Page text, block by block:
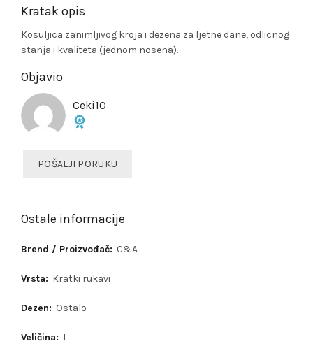
Kratak opis
Kosuljica zanimljivog kroja i dezena za ljetne dane, odlicnog
stanja i kvaliteta (jednom nosena).
Objavio
Ceki10
POŠALJI PORUKU
Ostale informacije
Brend / Proizvođač: C&A
Vrsta: Kratki rukavi
Dezen: Ostalo
Veličina: L